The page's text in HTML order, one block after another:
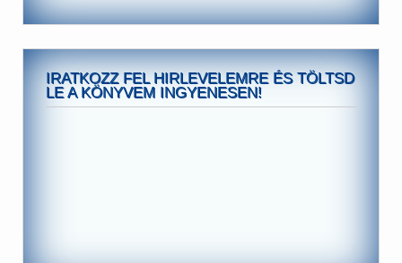
IRATKOZZ FEL HIRLEVELEMRE ÉS TÖLTSD
LE A KÖNYVEM INGYENESEN!